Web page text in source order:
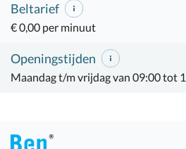
Beltarief
€ 0,00 per minuut
Openingstijden
Maandag t/m vrijdag van 09:00 tot